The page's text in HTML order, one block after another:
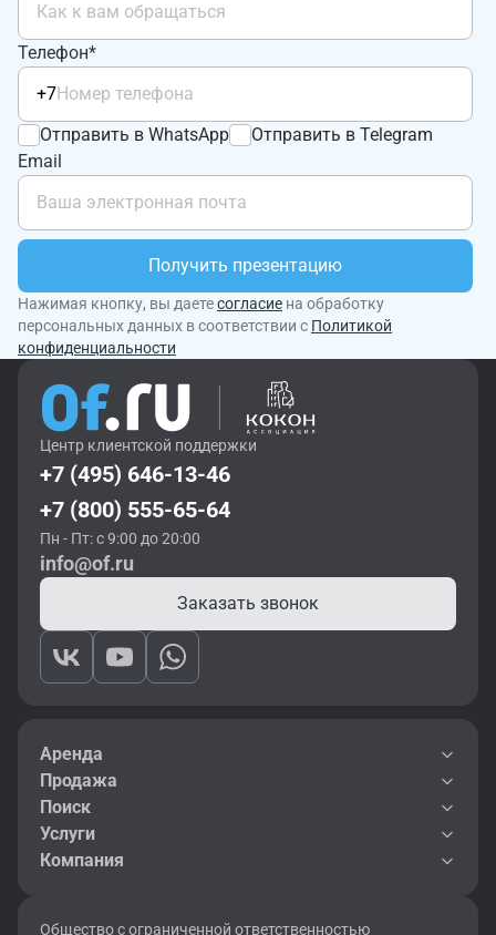
Телефон*
+7
Отправить в WhatsApp
Отправить в Telegram
Email
Получить презентацию
Нажимая кнопку, вы даетесогласие на обработку
персональных данных в соответствии с Политикой
конфиденциальности
Центр клиентской поддержки
+7 (495) 646-13-46
+7 (800) 555-65-64
Пн - Пт: с 9:00 до 20:00
info@of.ru
Заказать звонок
Аренда
Продажа
Поиск
Услуги
Компания
Общество с ограниченной ответственностью